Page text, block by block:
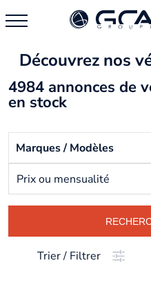
Découvrez nos
4984 annonces de
en stock
Marques / Modèles
Prix ou mensualité
Trier / Filtrer